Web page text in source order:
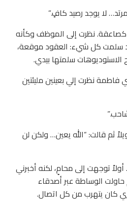
لا يوجد رصيد كافٍ.”
نظرت إلى الموظف وكأنه
سلمت كل شيء: العقود موقعة،
الاستوديوهات سلمتها بيدي.
نظرت إلي بعينين مليئتين
ثم قالت: “الله يعين… ولكن لن
توجهت إلى محامٍ، لكنه أخبرني
الوساطة عبر أصدقاء
كان يتهرب من كل اتصال.